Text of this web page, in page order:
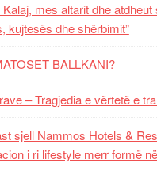
Kalaj, mes altarit dhe
kujtesës dhe shërbimit”
BALLKANI?
– Tragjedia e vërtetë e
sjell Nammos Hotels &
i ri lifestyle merr formë